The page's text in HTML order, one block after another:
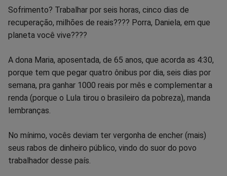
Sofrimento? Trabalhar por seis horas, cinco dias de
recuperação, milhões de reais???? Porra, Daniela, em que
planeta você vive????
A dona Maria, aposentada, de 65 anos, que acorda as 4:30,
porque tem que pegar quatro ônibus por dia, seis dias por
semana, pra ganhar 1000 reais por mês e complementar a
renda (porque o Lula tirou o brasileiro da pobreza), manda
lembranças.
No mínimo, vocês deviam ter vergonha de encher (mais)
seus rabos de dinheiro público, vindo do suor do povo
trabalhador desse país.